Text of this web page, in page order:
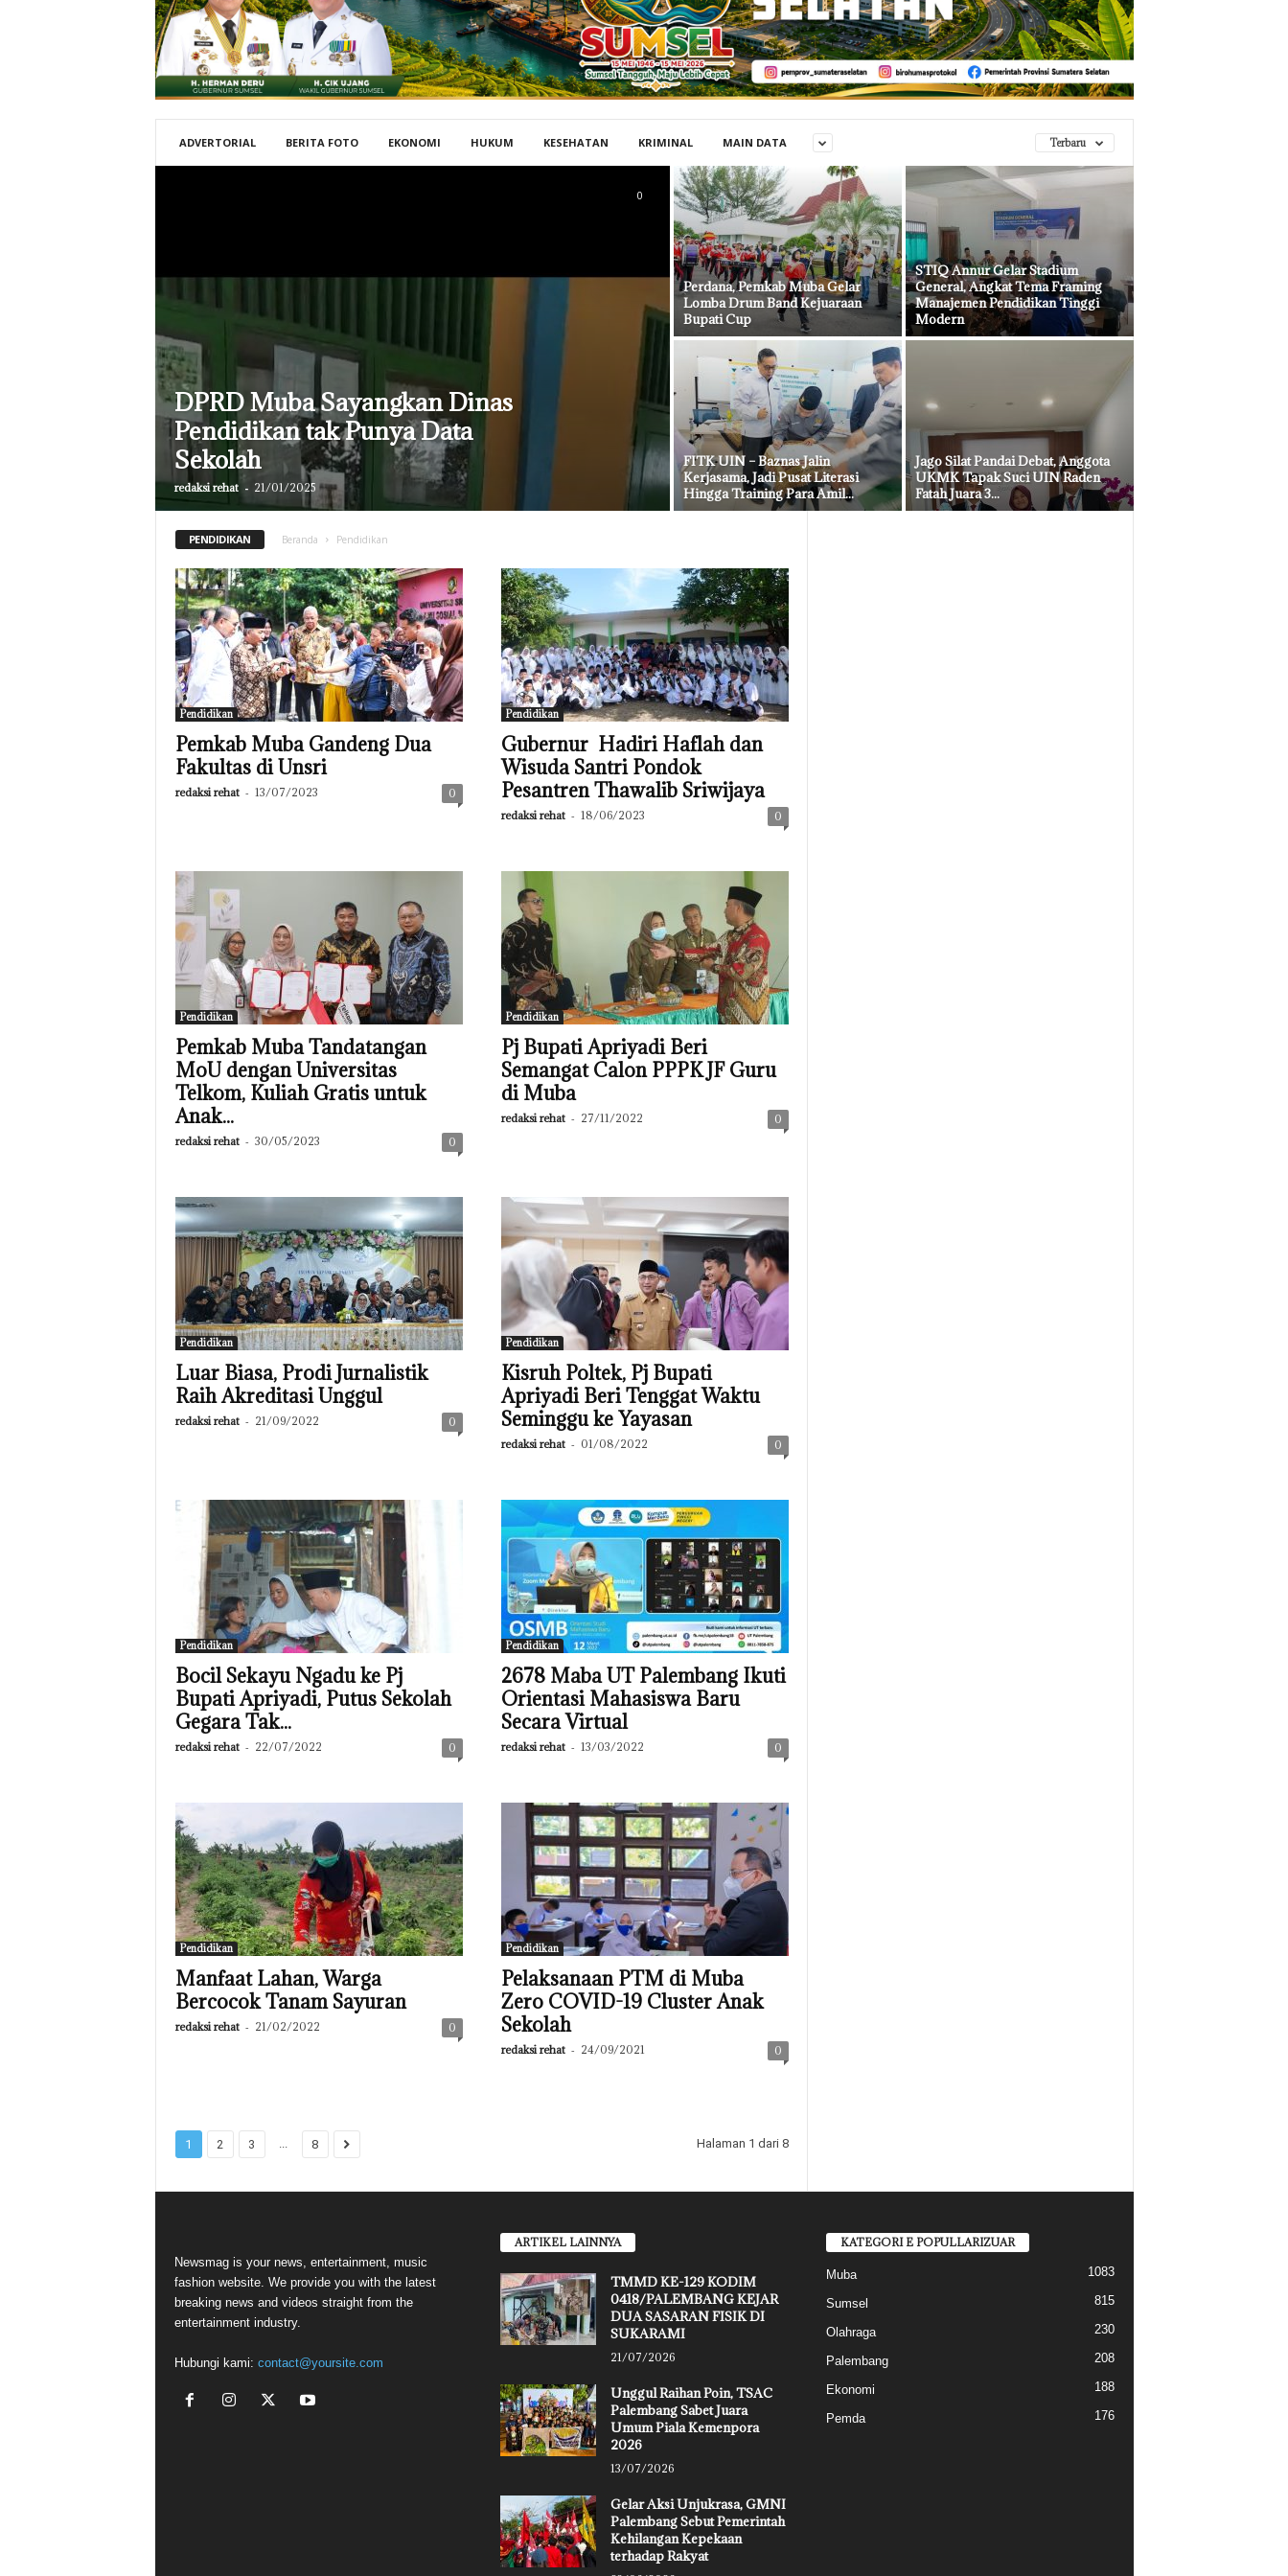
ADVERTORIAL BERITA FOTO EKONOMI HUKUM KESEHATAN KRIMINAL MAIN DATA Terbaru
DPRD Muba Sayangkan Dinas
Pendidikan tak Punya Data
Sekolah
redaksi rehat - 21/01/2025
0
Perdana, Pemkab Muba Gelar
Lomba Drum Band Kejuaraan
Bupati Cup
STIQ Annur Gelar Stadium
General, Angkat Tema Framing
Manajemen Pendidikan Tinggi
Modern
FITK UIN – Baznas Jalin
Kerjasama, Jadi Pusat Literasi
Hingga Training Para Amil...
Jago Silat Pandai Debat, Anggota
UKMK Tapak Suci UIN Raden
Fatah Juara 3...
PENDIDIKAN Beranda Pendidikan
Pendidikan
Pemkab Muba Gandeng Dua
Fakultas di Unsri
redaksi rehat - 13/07/2023 0
Pendidikan
Gubernur Hadiri Haflah dan
Wisuda Santri Pondok
Pesantren Thawalib Sriwijaya
redaksi rehat - 18/06/2023 0
Pendidikan
Pemkab Muba Tandatangan
MoU dengan Universitas
Telkom, Kuliah Gratis untuk
Anak...
redaksi rehat - 30/05/2023 0
Pendidikan
Pj Bupati Apriyadi Beri
Semangat Calon PPPK JF Guru
di Muba
redaksi rehat - 27/11/2022 0
Pendidikan
Luar Biasa, Prodi Jurnalistik
Raih Akreditasi Unggul
redaksi rehat - 21/09/2022 0
Pendidikan
Kisruh Poltek, Pj Bupati
Apriyadi Beri Tenggat Waktu
Seminggu ke Yayasan
redaksi rehat - 01/08/2022 0
Pendidikan
Bocil Sekayu Ngadu ke Pj
Bupati Apriyadi, Putus Sekolah
Gegara Tak...
redaksi rehat - 22/07/2022 0
Pendidikan
2678 Maba UT Palembang Ikuti
Orientasi Mahasiswa Baru
Secara Virtual
redaksi rehat - 13/03/2022 0
Pendidikan
Manfaat Lahan, Warga
Bercocok Tanam Sayuran
redaksi rehat - 21/02/2022 0
Pendidikan
Pelaksanaan PTM di Muba
Zero COVID-19 Cluster Anak
Sekolah
redaksi rehat - 24/09/2021 0
1 2 3 ... 8 Halaman 1 dari 8
Newsmag is your news, entertainment, music
fashion website. We provide you with the latest
breaking news and videos straight from the
entertainment industry.
Hubungi kami: contact@yoursite.com
ARTIKEL LAINNYA
TMMD KE-129 KODIM
0418/PALEMBANG KEJAR
DUA SASARAN FISIK DI
SUKARAMI
21/07/2026
Unggul Raihan Poin, TSAC
Palembang Sabet Juara
Umum Piala Kemenpora
2026
13/07/2026
Gelar Aksi Unjukrasa, GMNI
Palembang Sebut Pemerintah
Kehilangan Kepekaan
terhadap Rakyat
KATEGORI E POPULLARIZUAR
Muba 1083
Sumsel 815
Olahraga 230
Palembang 208
Ekonomi 188
Pemda 176